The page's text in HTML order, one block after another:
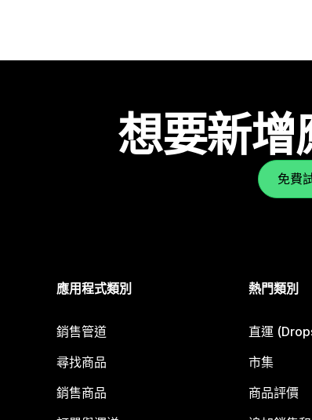
想要新增
免費
應用程式類別
銷售管道
尋找商品
銷售商品
熱門類別
直運
市集
商品評價